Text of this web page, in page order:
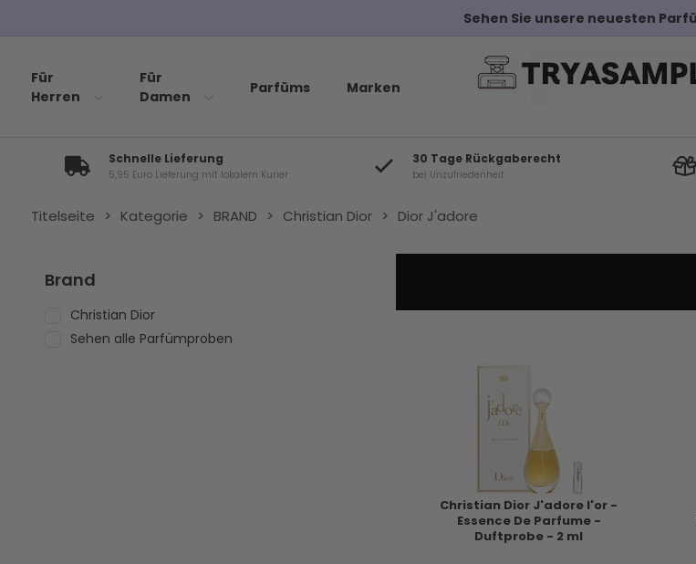
Kostenloser Versand bei
Für
Herren
Für
Damen
Parfüms Marken
Schnelle Lieferung
5,95 Euro Lieferung mit lokalem Kurier
30 Tage Rückgaberecht
bei Unzufriedenheit
Titelseite > Kategorie > BRAND > Christian Dior > Dior J'adore
Brand
Christian Dior
Sehen alle Parfümproben
Christian Dior J'adore l'or -
Essence De Parfume -
Duftprobe - 2 ml